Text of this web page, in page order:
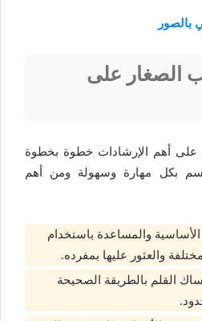
بالصور
الصغار على
على أهم الإرشادات خطوة بخطوة
بكل مهارة وسهولة ومن أهم
والمساعدة باستخدام
والعثور عليها بمفرده.
القلم بالطريقة الصحيحة